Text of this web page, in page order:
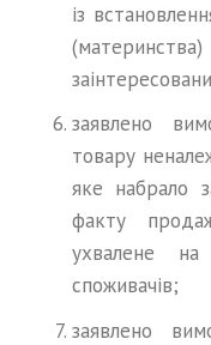
із
(материнства)
заявлено
товару
яке набрало
факту
ухвалене на
споживачів;
заявлено